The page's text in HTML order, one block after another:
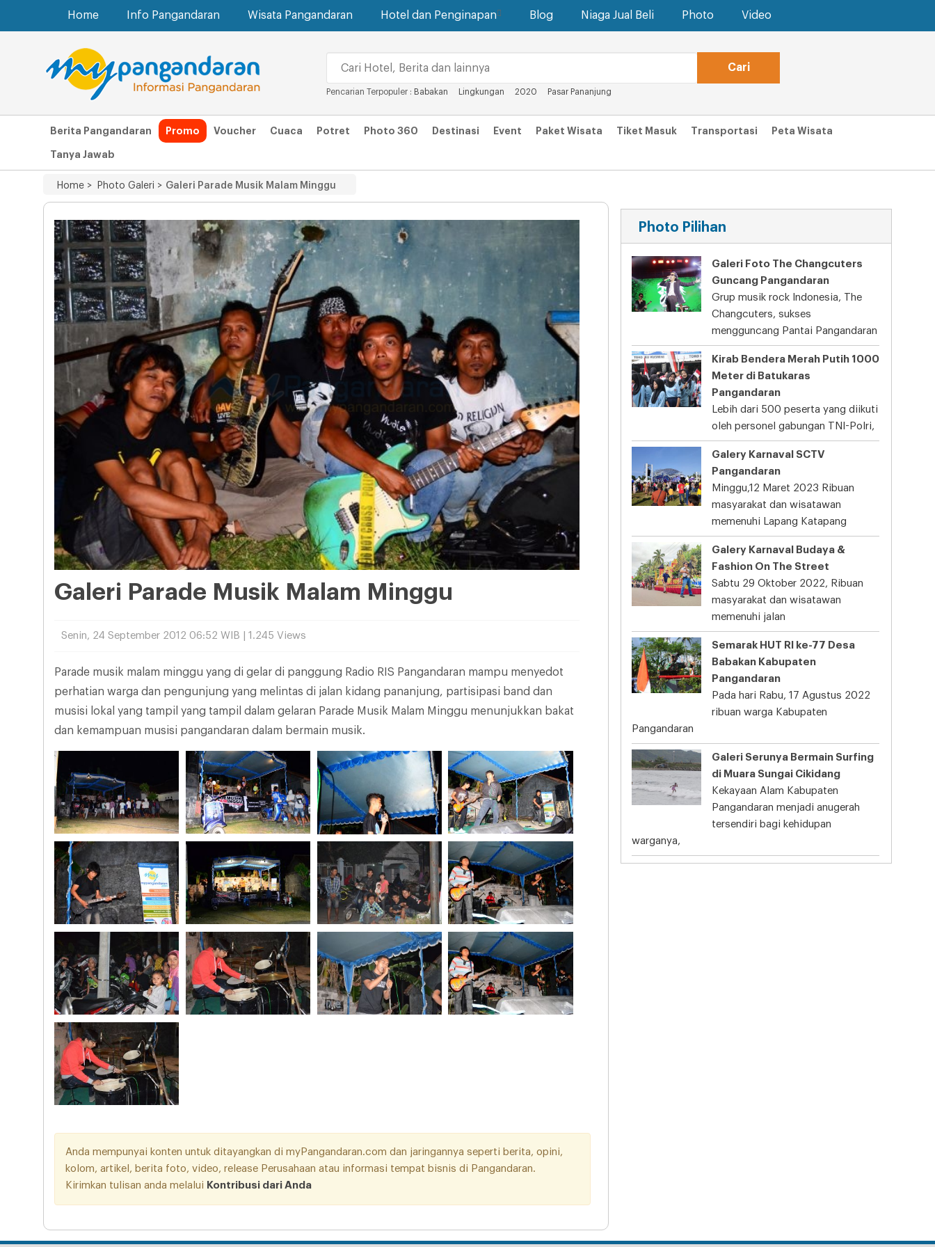
Home Info Pangandaran Wisata Pangandaran Hotel dan Penginapan Blog Niaga Jual Beli Photo Video
Pencarian Terpopuler : Babakan Lingkungan 2020 Pasar Pananjung
Berita Pangandaran Promo Voucher Cuaca Potret Photo 360 Destinasi Event Paket Wisata Tiket Masuk Transportasi Peta Wisata
Tanya Jawab
Home > Photo Galeri > Galeri Parade Musik Malam Minggu
Galeri Parade Musik Malam Minggu
Senin, 24 September 2012 06:52 WIB | 1.245 Views
Parade musik malam minggu yang di gelar di panggung Radio RIS Pangandaran mampu menyedot
perhatian warga dan pengunjung yang melintas di jalan kidang pananjung, partisipasi band dan
musisi lokal yang tampil yang tampil dalam gelaran Parade Musik Malam Minggu menunjukkan bakat
dan kemampuan musisi pangandaran dalam bermain musik.
Anda mempunyai konten untuk ditayangkan di myPangandaran.com dan jaringannya seperti berita, opini,
kolom, artikel, berita foto, video, release Perusahaan atau informasi tempat bisnis di Pangandaran.
Kirimkan tulisan anda melalui Kontribusi dari Anda
Photo Pilihan
Galeri Foto The Changcuters
Guncang Pangandaran
Grup musik rock Indonesia, The
Changcuters, sukses
mengguncang Pantai Pangandaran
Kirab Bendera Merah Putih 1000
Meter di Batukaras
Pangandaran
Lebih dari 500 peserta yang diikuti
oleh personel gabungan TNI-Polri,
Galery Karnaval SCTV
Pangandaran
Minggu,12 Maret 2023 Ribuan
masyarakat dan wisatawan
memenuhi Lapang Katapang
Galery Karnaval Budaya &
Fashion On The Street
Sabtu 29 Oktober 2022, Ribuan
masyarakat dan wisatawan
memenuhi jalan
Semarak HUT RI ke-77 Desa
Babakan Kabupaten
Pangandaran
Pada hari Rabu, 17 Agustus 2022
ribuan warga Kabupaten
Pangandaran
Galeri Serunya Bermain Surfing
di Muara Sungai Cikidang
Kekayaan Alam Kabupaten
Pangandaran menjadi anugerah
tersendiri bagi kehidupan
warganya,